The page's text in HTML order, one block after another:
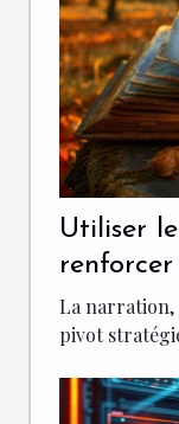
Utiliser
marque
La narration,
pivot